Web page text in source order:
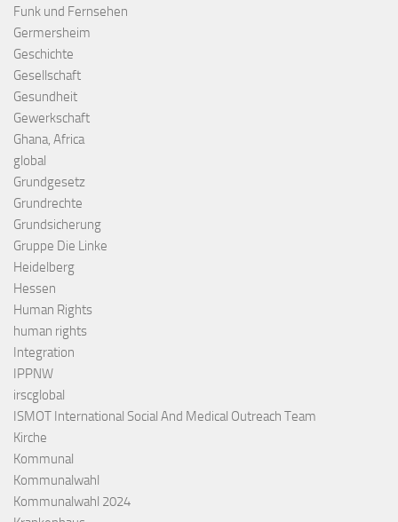
Funk und Fernsehen
Germersheim
Geschichte
Gesellschaft
Gesundheit
Gewerkschaft
Ghana, Africa
global
Grundgesetz
Grundrechte
Grundsicherung
Gruppe Die Linke
Heidelberg
Hessen
Human Rights
human rights
Integration
IPPNW
irscglobal
ISMOT International Social And Medical Outreach Team
Kirche
Kommunal
Kommunalwahl
Kommunalwahl 2024